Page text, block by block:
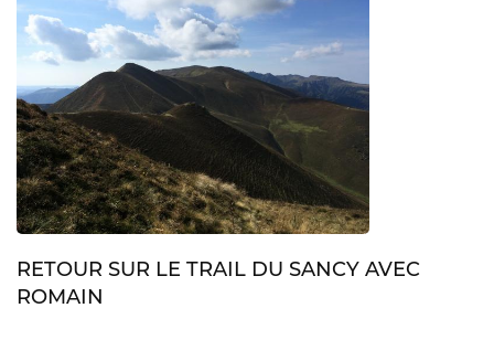
RETOUR SUR LE TRAIL DU SANCY AVEC
ROMAIN